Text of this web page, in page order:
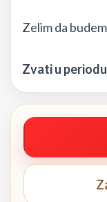
Zelim da
Zvati u